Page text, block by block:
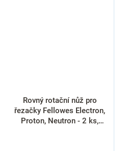
Rovný rotační nůž pro
řezačky Fellowes Electron,
Proton, Neutron - 2 ks,